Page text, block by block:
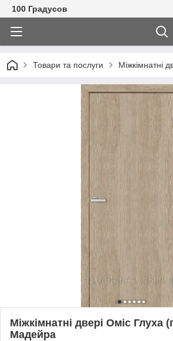
100 Градусов
Товари та послуги Міжкімнатні
Міжкімнатні двері Оміс Глуха
Мадейра